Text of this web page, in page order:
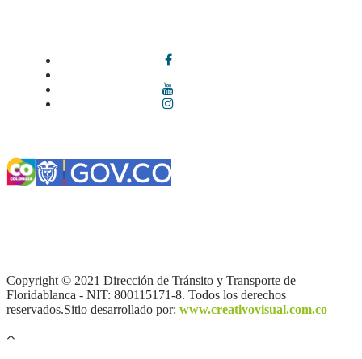
Copyright © 2021 Dirección de Tránsito y Transporte de
Floridablanca - NIT: 800115171-8. Todos los derechos
reservados.Sitio desarrollado por: www.creativovisual.com.co